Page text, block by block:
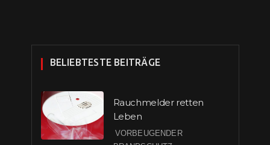
BELIEBTESTE BEITRÄGE
Rauchmelder retten
Leben
VORBEUGENDER